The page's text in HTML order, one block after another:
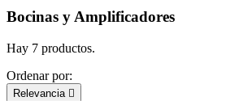
Bocinas y Amplificadores
Hay 7 productos.
Ordenar por:
Relevancia 